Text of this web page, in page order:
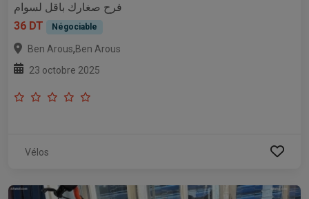
فرح صغارك باقل لسوام
36 DT
Négociable
Ben Arous,Ben Arous
23 octobre 2025
Vélos